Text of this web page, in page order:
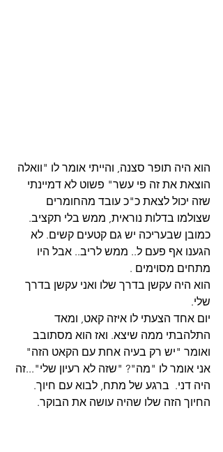
הוא היה תופר סצנה, והייתי אומר לו "וואלה
הוצאת את זה פי עשר" פשוט לא דמיינתי
שזה יכול לצאת כ"כ עובד מהחומרים
שצולמו בדלות נוראית, ממש בלי תקציב.
כמובן שבעריכה יש גם קטעים קשים. לא
הגענו אף פעם ל.. ממש לריב.. אבל היו
מתחים מסוימים .
הוא היה עקשן בדרך שלו ואני עקשן בדרך
שלי.
יום אחד הצעתי לו איזה קאט, ומאד
התלהבתי ממה שיצא. ואז הוא מסתובב
ואומר "יש רק בעיה אחת עם הקאט הזה"
אני אומר לו "מה"? "שזה לא רעיון שלי"...זה
היה דני.  ברגע של מתח, לבוא עם חיוך.
החיוך הזה שלו שהיה עושה את הבוקר.